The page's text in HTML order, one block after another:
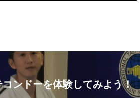
ンドーを体験してみよう！